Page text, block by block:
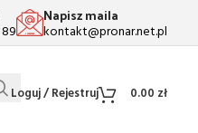
Napisz maila
kontakt@pronar.net.pl
Loguj / Rejestruj 0.00 zł